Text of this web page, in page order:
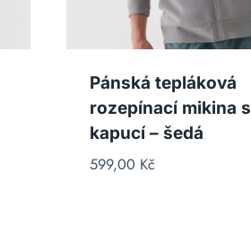
Pánská tepláková
rozepínací mikina s
kapucí – šedá
599,00 Kč